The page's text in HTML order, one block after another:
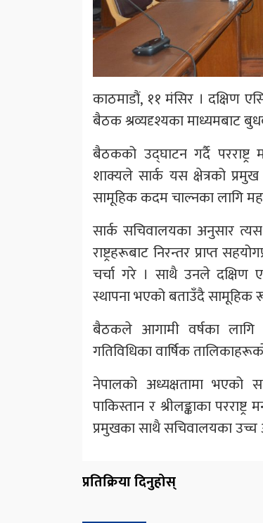
काठमाडौं, ११ मंसिर । दक्षिण
बैठक श्रव्यदृश्यका माध्यमबाट
बैठकको उद्घाटन गर्दै
शाक्यले सार्क यस क्षेत्रको
सामूहिक कदम चाल्नका लागि
सार्क सचिवालयका अनुसार
राष्ट्रहरूबाट निरन्तर प्राप्त
चर्चा गरे । साथै उनले दक्षिण
स्थापना भएको बताउँदै सामूहिक
बैठकले आगामी वर्षका लागि
गतिविधिका वार्षिक
नेपालको अध्यक्षतामा भएको
पाकिस्तान र श्रीलङ्काका
प्रमुखका साथै सचिवालयका उच्च
प्रतिक्रिया दिनुहोस्